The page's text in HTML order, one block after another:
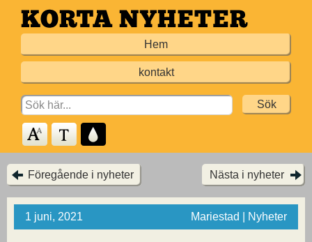
Hoppa
till
Hem
kontakt
Search
for:
Föregående i nyheter Nästa i nyheter
1 juni, 2021 Mariestad | Nyheter